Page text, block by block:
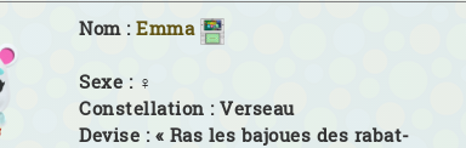
Nom :Emma
Sexe : ♀
Constellation :Verseau
Devise : « Ras les bajoues des rabat-